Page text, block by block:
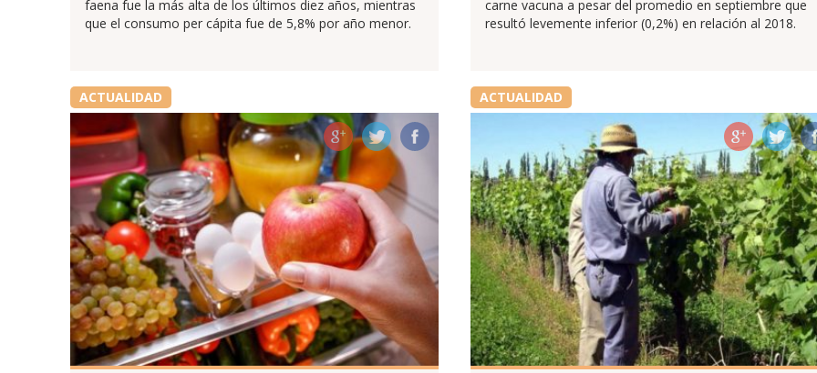
faena fue la más alta de los últimos diez años, mientras
que el consumo per cápita fue de 5,8% por año menor.
carne vacuna a pesar del promedio en septiembre que
resultó levemente inferior (0,2%) en relación al 2018.
ACTUALIDAD ACTUALIDAD